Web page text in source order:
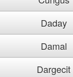
Daday
Damal
Dargecit